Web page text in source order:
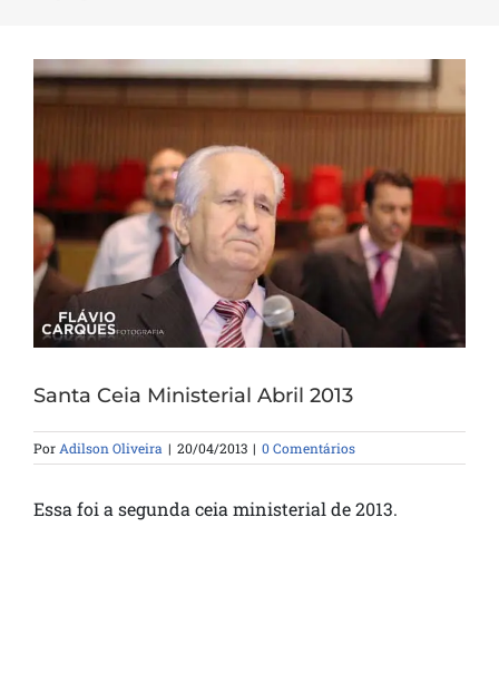
Santa Ceia Ministerial Abril 2013
PorAdilson Oliveira | 20/04/2013 | 0 Comentários
Essa foi a segunda ceia ministerial de 2013.